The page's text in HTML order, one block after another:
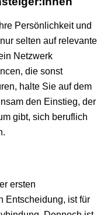
Persönlichkeit und
selten auf relevante
Netzwerk
die sonst
halte Sie auf dem
den Einstieg, der
gibt, sich beruflich
ersten
Entscheidung, ist für